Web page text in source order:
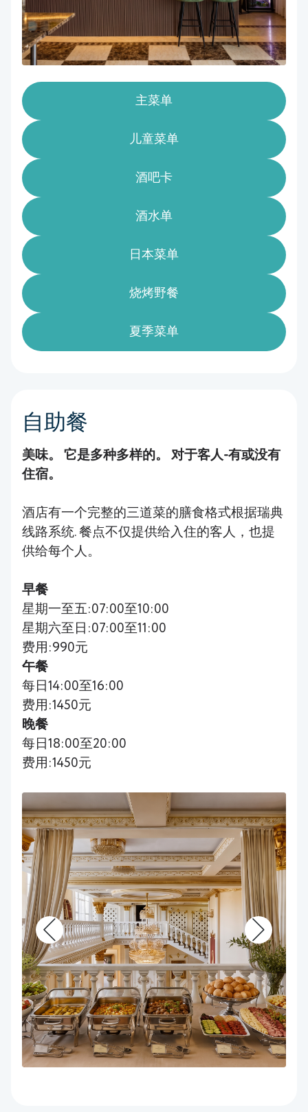
主菜单
儿童菜单
酒吧卡
酒水单
日本菜单
烧烤野餐
夏季菜单
自助餐
美味。 它是多种多样的。 对于客人-有或没有
住宿。
酒店有一个完整的三道菜的膳食格式根据瑞典
线路系统. 餐点不仅提供给入住的客人，也提
供给每个人。
早餐
星期一至五:07:00至10:00
星期六至日:07:00至11:00
费用:990元
午餐
每日14:00至16:00
费用:1450元
晚餐
每日18:00至20:00
费用:1450元